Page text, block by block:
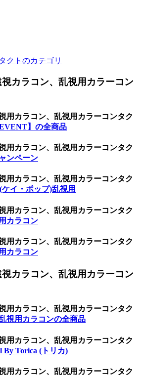
クトのカテゴリ
カラコン、乱視用カラーコン
用カラコン、乱視用カラーコンタク
】の全商品
用カラコン、乱視用カラーコンタク
ンペーン
用カラコン、乱視用カラーコンタク
ケイ・ポップ)乱視用
用カラコン、乱視用カラーコンタク
カラコン
用カラコン、乱視用カラーコンタク
カラコン
カラコン、乱視用カラーコン
用カラコン、乱視用カラーコンタク
視用カラコンの全商品
用カラコン、乱視用カラーコンタク
By Torica (トリカ)
用カラコン、乱視用カラーコンタク